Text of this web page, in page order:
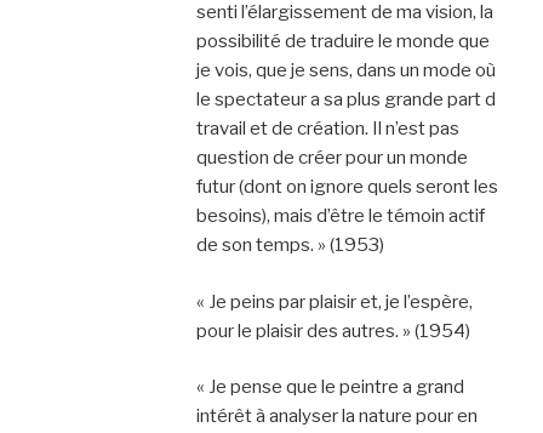
senti l’élargissement de ma vision, la
possibilité de traduire le monde que
je vois, que je sens, dans un mode où
le spectateur a sa plus grande part d
travail et de création. Il n’est pas
question de créer pour un monde
futur (dont on ignore quels seront les
besoins), mais d’être le témoin actif
de son temps. » (1953)
« Je peins par plaisir et, je l’espère,
pour le plaisir des autres. » (1954)
« Je pense que le peintre a grand
intérêt à analyser la nature pour en